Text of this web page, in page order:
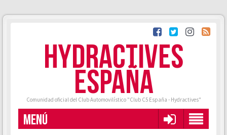
HYDRACTIVES
ESPAÑA
Comunidad oficial del Club Automovilístico "Club C5 España - Hydractives"
MENÚ